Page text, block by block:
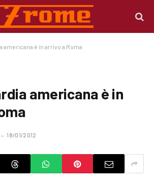
americana è in arrivo a Roma
americana è in
18/01/2012